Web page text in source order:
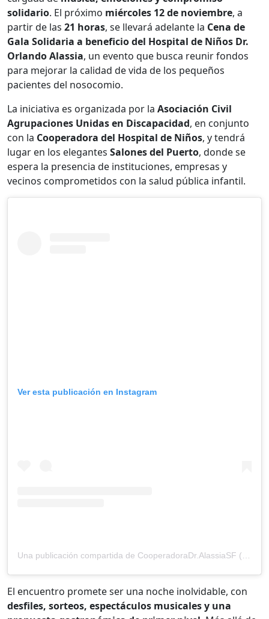
solidario. El próximo miércoles 12 de noviembre, a
partir de las 21 horas, se llevará adelante la Cena de
Gala Solidaria a beneficio del Hospital de Niños Dr.
Orlando Alassia, un evento que busca reunir fondos
para mejorar la calidad de vida de los pequeños
pacientes del nosocomio.
La iniciativa es organizada por la Asociación Civil
Agrupaciones Unidas en Discapacidad, en conjunto
con la Cooperadora del Hospital de Niños, y tendrá
lugar en los elegantes Salones del Puerto, donde se
espera la presencia de instituciones, empresas y
vecinos comprometidos con la salud pública infantil.
Ver esta publicación en Instagram
El encuentro promete ser una noche inolvidable, con
desfiles, sorteos, espectáculos musicales y una